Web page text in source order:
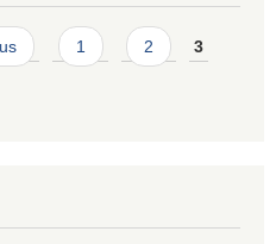
1 2 3